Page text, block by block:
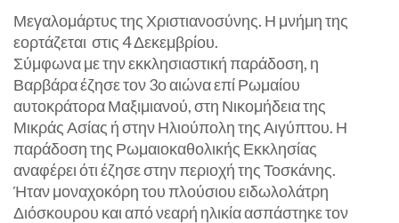
Μεγαλομάρτυς της Χριστιανοσύνης. Η μνήμη της
εορτάζεται στις 4 Δεκεμβρίου.
Σύμφωνα με την εκκλησιαστική παράδοση, η
Βαρβάρα έζησε τον 3ο αιώνα επί Ρωμαίου
αυτοκράτορα Μαξιμιανού, στη Νικομήδεια της
Μικράς Ασίας ή στην Ηλιούπολη της Αιγύπτου. Η
παράδοση της Ρωμαιοκαθολικής Εκκλησίας
αναφέρει ότι έζησε στην περιοχή της Τοσκάνης.
Ήταν μοναχοκόρη του πλούσιου ειδωλολάτρη
Διόσκουρου και από νεαρή ηλικία ασπάστηκε τον